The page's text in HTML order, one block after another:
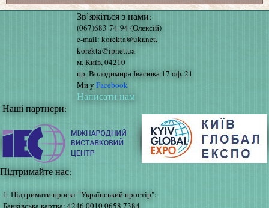
Зв’яжіться з нами:
(067)683-74-94 (Олексій)
e-mail: korekta@ukr.net,
korekta@ipnet.ua
м. Київ, 04210
пр. Володимира Івасюка 17 оф. 21
Ми уFacebook
Написати нам
Наші партнери:
Підтримайте нас:
1. Підтримати проєкт "Український простір":
Банківська картка: 4246 0010 0658 7384